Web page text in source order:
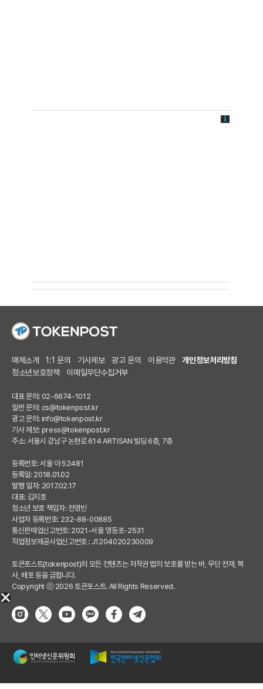
매체소개 1:1 문의 기사제보 광고 문의 이용약관
개인정보처리방침
청소년보호정책
이메일무단수집거부
대표 문의: 02-6674-1012
일반 문의: cs@tokenpost.kr
광고 문의: info@tokenpost.kr
기사 제보: press@tokenpost.kr
주소: 서울시 강남구 논현로 614 ARTISAN 빌딩 6층, 7층
등록번호: 서울 아 52481
등록일: 2018.01.02
발행 일자: 2017.02.17
대표: 김지호
청소년 보호 책임자: 전영빈
사업자 등록번호: 232-88-00885
통신판매업신고번호: 2021-서울 영등포-2531
직업정보제공사업신고번호 : J1204020230009
토큰포스트(tokenpost)의 모든 컨텐츠는 저작권 법의 보호를 받는 바, 무단 전재, 복
사, 배포 등을 금합니다.
Copyright ⓒ 2026 토큰포스트. All Rights Reserved.